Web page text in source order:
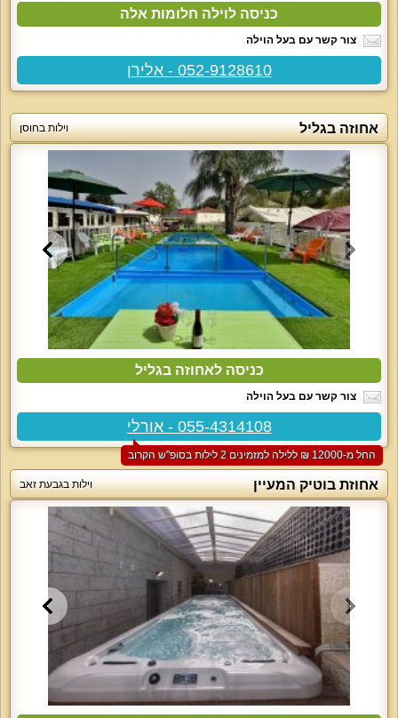
כניסה לוילה חלומות אלה
צור קשר עם בעל הוילה
052-9128610 - אלירן
אחוזה בגליל וילות בחוסן
כניסה לאחוזה בגליל
צור קשר עם בעל הוילה
055-4314108 - אורלי
החל מ-‏12000 ₪ ללילה למזמינים 2 לילות בסופ"ש הקרוב
אחוזת בוטיק המעיין וילות בגבעת זאב